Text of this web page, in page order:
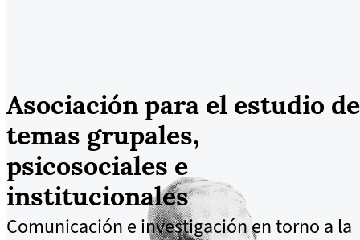
Asociación para el estudio de
temas grupales,
psicosociales e
institucionales
Comunicación e investigación en torno a la